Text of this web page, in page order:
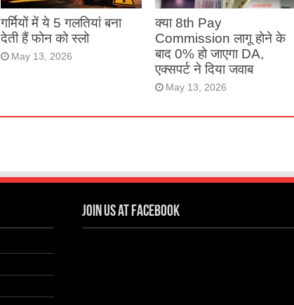
गर्मियों में ये 5 गलतियां बना
देती हैं फोन को स्लो
May 13, 2026
क्या 8th Pay
Commission लागू होने के
बाद 0% हो जाएगा DA,
एक्सपर्ट ने दिया जवाब
May 13, 2026
Join us at Facebook